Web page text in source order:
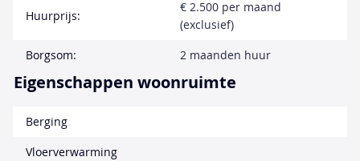
Huurprijs:
€ 2.500 per maand
(exclusief)
Borgsom:
2 maanden huur
Eigenschappen woonruimte
Berging
Vloerverwarming